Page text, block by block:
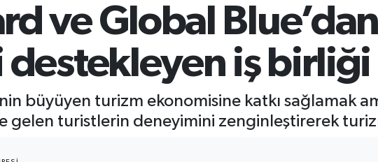
ve Global
iş birliği
büyüyen turizm ekonomisine katkı sağlamak
gelen turistlerin deneyimini zenginleştirerek